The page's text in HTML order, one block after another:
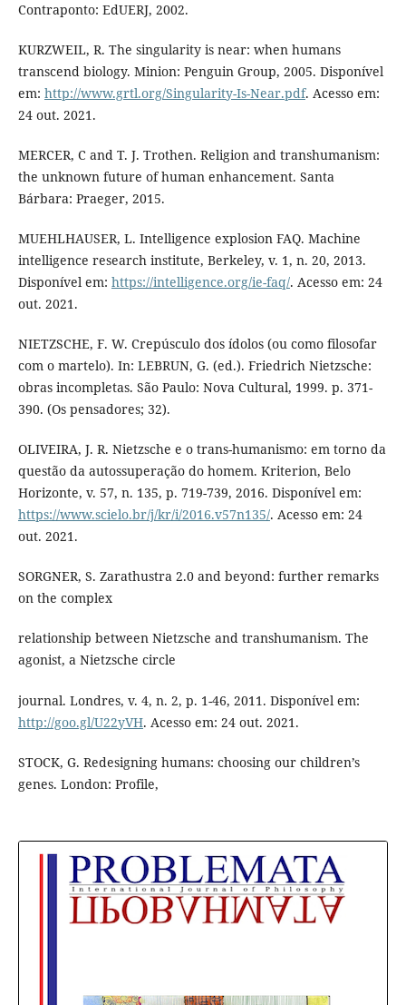
Contraponto: EdUERJ, 2002.
KURZWEIL, R. The singularity is near: when humans
transcend biology. Minion: Penguin Group, 2005. Disponível
em: http://www.grtl.org/Singularity-Is-Near.pdf. Acesso em:
24 out. 2021.
MERCER, C and T. J. Trothen. Religion and transhumanism:
the unknown future of human enhancement. Santa
Bárbara: Praeger, 2015.
MUEHLHAUSER, L. Intelligence explosion FAQ. Machine
intelligence research institute, Berkeley, v. 1, n. 20, 2013.
Disponível em: https://intelligence.org/ie-faq/. Acesso em: 24
out. 2021.
NIETZSCHE, F. W. Crepúsculo dos ídolos (ou como filosofar
com o martelo). In: LEBRUN, G. (ed.). Friedrich Nietzsche:
obras incompletas. São Paulo: Nova Cultural, 1999. p. 371-
390. (Os pensadores; 32).
OLIVEIRA, J. R. Nietzsche e o trans-humanismo: em torno da
questão da autossuperação do homem. Kriterion, Belo
Horizonte, v. 57, n. 135, p. 719-739, 2016. Disponível em:
https://www.scielo.br/j/kr/i/2016.v57n135/. Acesso em: 24
out. 2021.
SORGNER, S. Zarathustra 2.0 and beyond: further remarks
on the complex
relationship between Nietzsche and transhumanism. The
agonist, a Nietzsche circle
journal. Londres, v. 4, n. 2, p. 1-46, 2011. Disponível em:
http://goo.gl/U22yVH. Acesso em: 24 out. 2021.
STOCK, G. Redesigning humans: choosing our children’s
genes. London: Profile,